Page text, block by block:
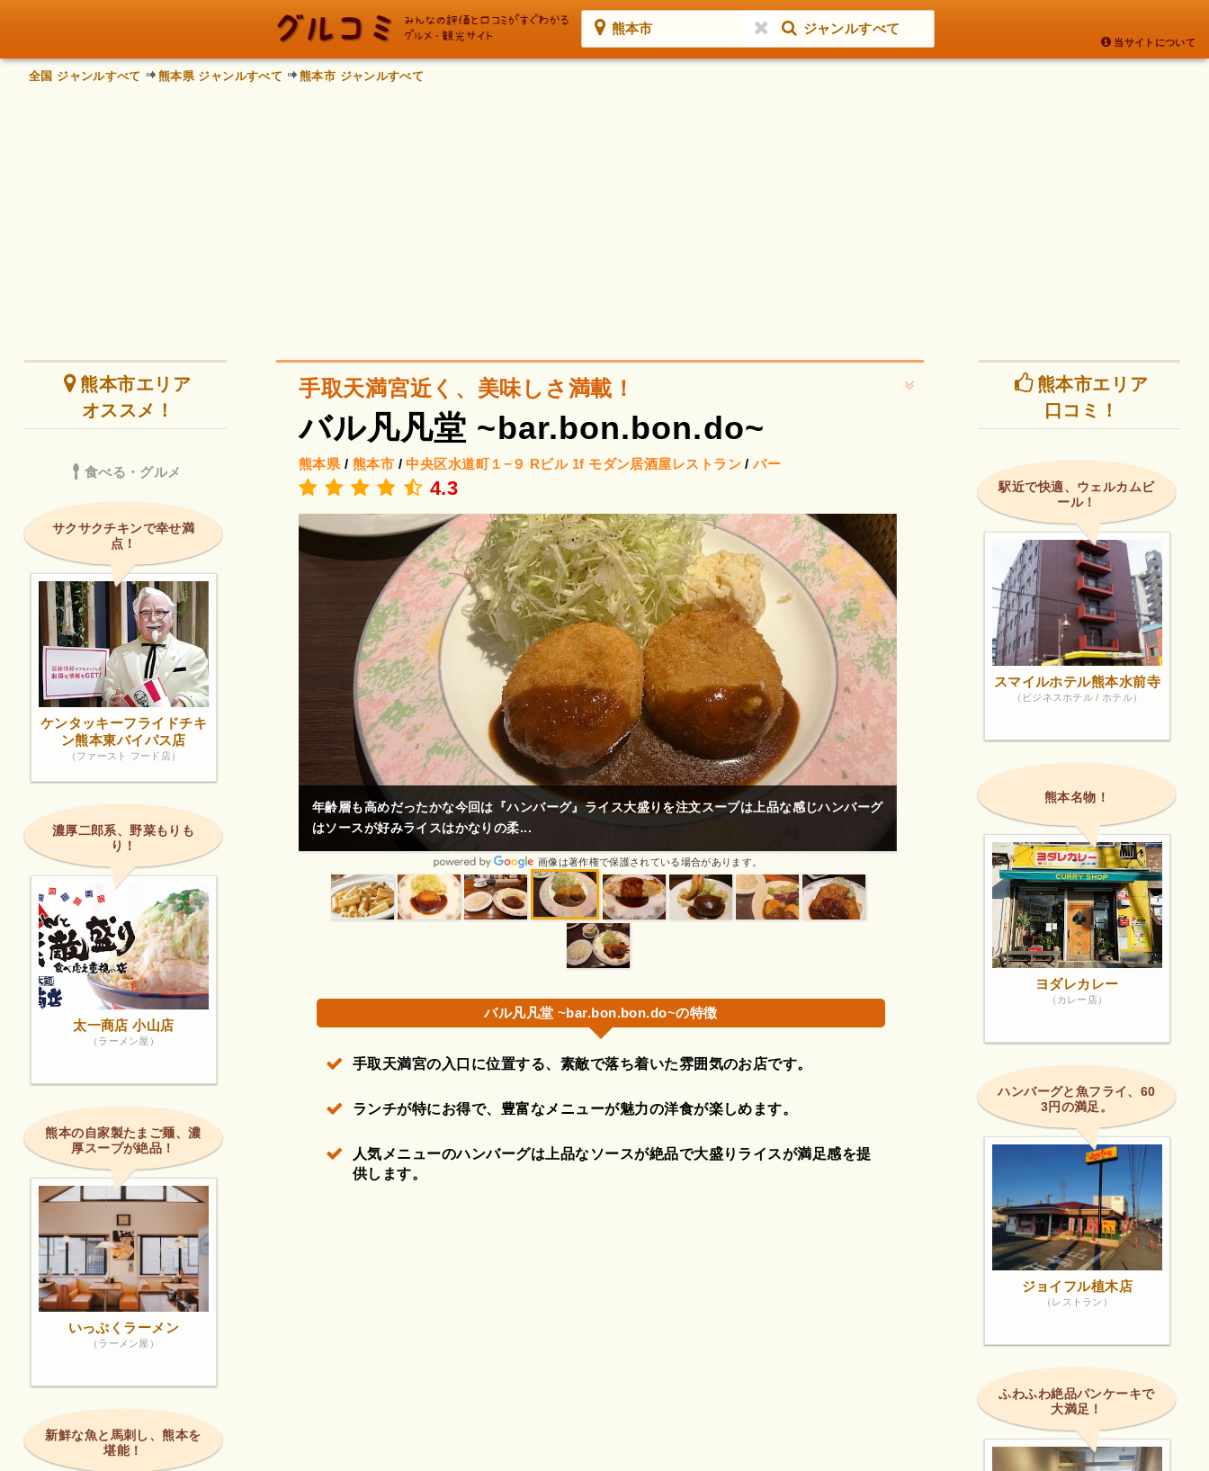
熊本市 ジャンルすべて
当サイトについて
全国 ジャンルすべて 熊本県 ジャンルすべて 熊本市 ジャンルすべて
手取天満宮近く、美味しさ満載！
バル凡凡堂 ~bar.bon.bon.do~
熊本県 / 熊本市 /中央区水道町１−９ Rビル 1f モダン居酒屋レストラン /バー
4.3
りました。
保護されている場合があります。
年齢層も高めだったかな今回は『ハンバーグ』ライス大盛りを注文スープは上品な感じハンバーグ
はソースが好みライスはかなりの柔...
画像は著作権で保護されている場合があります。 画像は著作権
バル凡凡堂 ~bar.bon.bon.do~の特徴
手取天満宮の入口に位置する、素敵で落ち着いた雰囲気のお店です。
ランチが特にお得で、豊富なメニューが魅力の洋食が楽しめます。
人気メニューのハンバーグは上品なソースが絶品で大盛りライスが満足感を提
供します。
熊本市エリア
オススメ！
食べる・グルメ
サクサクチキンで幸せ満
点！
ケンタッキーフライドチキ
ン熊本東バイパス店
（ファースト フード店）
濃厚二郎系、野菜もりも
り！
太一商店 小山店
（ラーメン屋）
熊本の自家製たまご麺、濃
厚スープが絶品！
いっぷくラーメン
（ラーメン屋）
新鮮な魚と馬刺し、熊本を
堪能！
熊本市エリア
口コミ！
駅近で快適、ウェルカムビ
ール！
スマイルホテル熊本水前寺
（ビジネスホテル / ホテル）
熊本名物！
ヨダレカレー
（カレー店）
ハンバーグと魚フライ、60
3円の満足。
ジョイフル植木店
（レストラン）
ふわふわ絶品パンケーキで
大満足！